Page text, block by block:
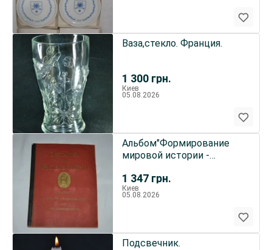
1 300 грн.
Ваза,стекло. Франция.
Киев
05.08.2026
1 347 грн.
Альбом"Формирование
мировой истории -
личностей и
Киев
05.08.2026
Подсвечник.